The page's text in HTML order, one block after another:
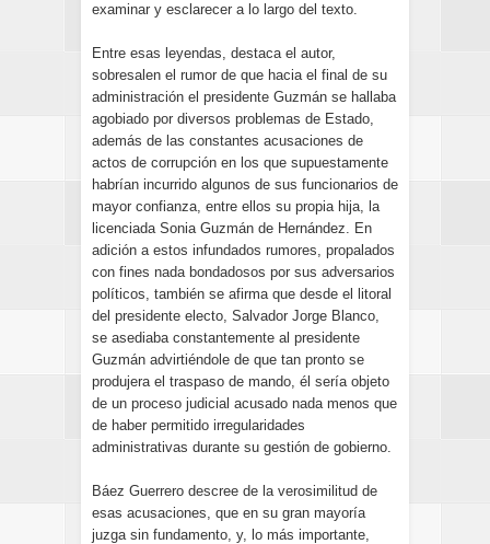
examinar y esclarecer a lo largo del texto.
Entre esas leyendas, destaca el autor,
sobresalen el rumor de que hacia el final de su
administración el presidente Guzmán se hallaba
agobiado por diversos problemas de Estado,
además de las constantes acusaciones de
actos de corrupción en los que supuestamente
habrían incurrido algunos de sus funcionarios de
mayor confianza, entre ellos su propia hija, la
licenciada Sonia Guzmán de Hernández. En
adición a estos infundados rumores, propalados
con fines nada bondadosos por sus adversarios
políticos, también se afirma que desde el litoral
del presidente electo, Salvador Jorge Blanco,
se asediaba constantemente al presidente
Guzmán advirtiéndole de que tan pronto se
produjera el traspaso de mando, él sería objeto
de un proceso judicial acusado nada menos que
de haber permitido irregularidades
administrativas durante su gestión de gobierno.
Báez Guerrero descree de la verosimilitud de
esas acusaciones, que en su gran mayoría
juzga sin fundamento, y, lo más importante,